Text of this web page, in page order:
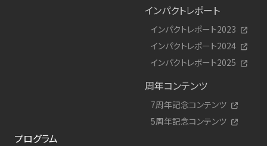
インパクトレポート
インパクトレポート2023
インパクトレポート2024
インパクトレポート2025
周年コンテンツ
7周年記念コンテンツ
5周年記念コンテンツ
プログラム